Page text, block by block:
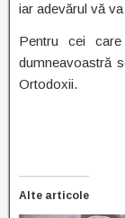
iar adevărul vă
Pentru cei
dumneavoastră
Ortodoxii.
Alte articole